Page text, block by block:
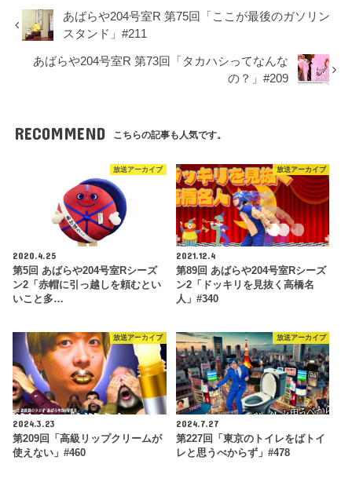
あばらや204号室R 第75回「ここが最後のガソリン
スタンド」#211
あばらや204号室R 第73回「タカハシってなんな
の？」#209
RECOMMEND こちらの記事も人気です。
放送アーカイブ
2020.4.25
第5回 あばらや204号室Rシーズ
ン2「赤帽に引っ越しを頼むとい
いこと多…
放送アーカイブ
2021.12.4
第89回 あばらや204号室Rシーズ
ン2「ドッキリを見抜く高橋名
人」#340
放送アーカイブ
2024.3.23
第209回「高級リップクリームが
使えない」#460
放送アーカイブ
2024.7.27
第227回「東京のトイレをばトイ
レと思うべからず」#478